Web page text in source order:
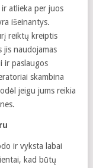
atlieka per juos
išeinantys.
reiktų kreiptis
naudojamas
ir paslaugos
skambina
jeigu jums reikia
ir vyksta labai
kad būtų